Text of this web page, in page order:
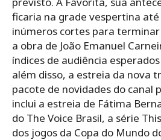
ficaria na grade vespertina
inúmeros cortes para
a obra de João Emanuel
índices de audiência
além disso, a estreia da nova
pacote de novidades do canal
inclui a estreia de Fátima
do The Voice Brasil, a série
dos jogos da Copa do Mundo